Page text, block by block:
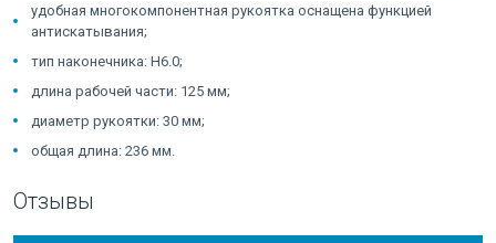
удобная многокомпонентная рукоятка оснащена функцией
антискатывания;
тип наконечника: H6.0;
длина рабочей части: 125 мм;
диаметр рукоятки: 30 мм;
общая длина: 236 мм.
Отзывы